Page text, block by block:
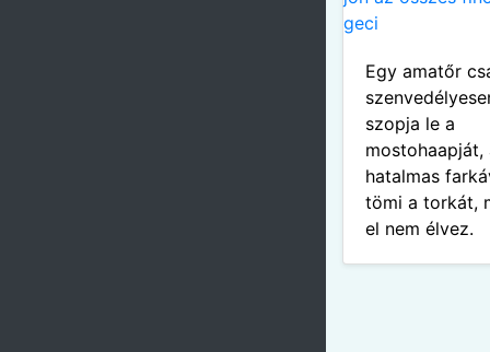
Egy amatőr
szopja le a
mostohaapját,
hatalmas
tömi a torkát,
el nem élvez.